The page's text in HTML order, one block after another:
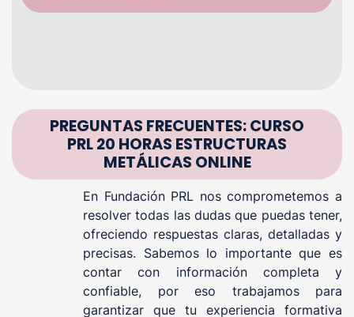
PREGUNTAS FRECUENTES: CURSO
PRL 20 HORAS ESTRUCTURAS
METÁLICAS ONLINE
En Fundación PRL nos comprometemos a
resolver todas las dudas que puedas tener,
ofreciendo respuestas claras, detalladas y
precisas. Sabemos lo importante que es
contar con información completa y
confiable, por eso trabajamos para
garantizar que tu experiencia formativa